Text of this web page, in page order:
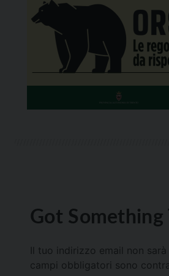
Got Something
Il tuo indirizzo email non
campi obbligatori sono